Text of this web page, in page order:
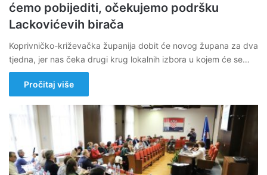
ćemo pobijediti, očekujemo podršku
Lackovićevih birača
Koprivničko-križevačka županija dobit će novog župana za dva
tjedna, jer nas čeka drugi krug lokalnih izbora u kojem će se…
Pročitaj više